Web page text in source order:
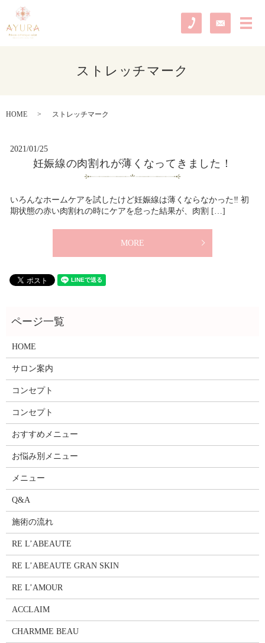
メ
ストレッチマーク
HOME ストレッチマーク
2021/01/25
妊娠線の肉割れが薄くなってきました！
いろんなホームケアを試したけど妊娠線は薄くならなかった‼️ 初
期状態の赤い肉割れの時にケアを怠った結果が、肉割 […]
MORE
HOME
サロン案内
コンセプト
コンセプト
おすすめメニュー
お悩み別メニュー
メニュー
Q&A
施術の流れ
RE L’ABEAUTE
RE L’ABEAUTE GRAN SKIN
RE L’AMOUR
ACCLAIM
CHARMME BEAU